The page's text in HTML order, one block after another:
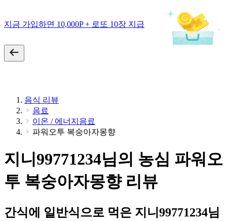
지금 가입하면 10,000P + 로또 10장 지급
음식 리뷰
음료
이온 / 에너지음료
파워오투 복숭아자몽향
지니99771234님의 농심 파워오
투 복숭아자몽향 리뷰
간식에 일반식으로 먹은 지니99771234님